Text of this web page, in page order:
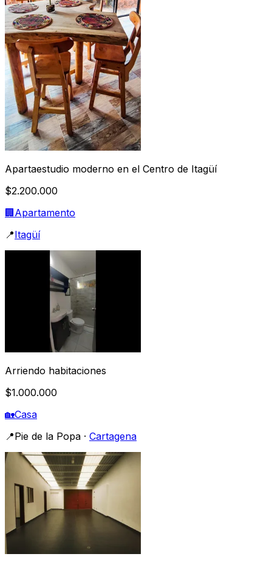
Apartaestudio moderno en el Centro de Itagüí
$2.200.000
🏢Apartamento
📍Itagüí
Arriendo habitaciones
$1.000.000
🏡Casa
📍Pie de la Popa · Cartagena